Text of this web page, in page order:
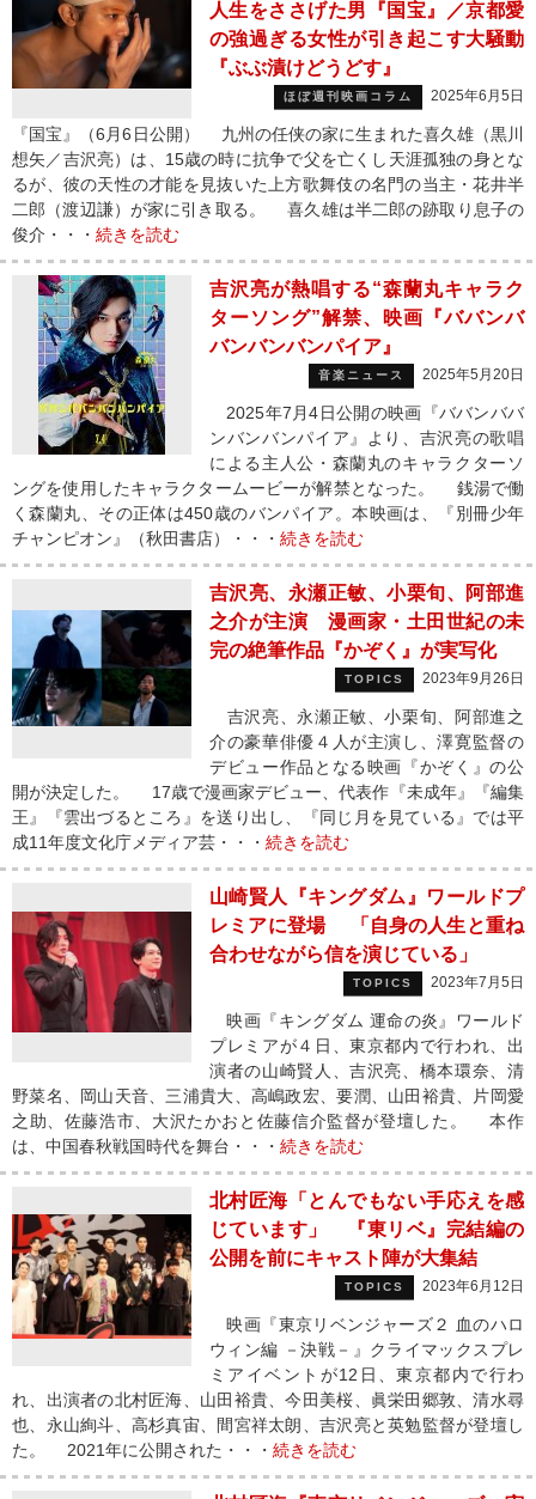
人生をささげた男『国宝』／京都愛
の強過ぎる女性が引き起こす大騒動
『ぶぶ漬けどうどす』
ほぼ週刊映画コラム 2025年6月5日
『国宝』（6月6日公開） 九州の任侠の家に生まれた喜久雄（黒川
想矢／吉沢亮）は、15歳の時に抗争で父を亡くし天涯孤独の身とな
るが、彼の天性の才能を見抜いた上方歌舞伎の名門の当主・花井半
二郎（渡辺謙）が家に引き取る。 喜久雄は半二郎の跡取り息子の
俊介・・・ 続きを読む
吉沢亮が熱唱する“森蘭丸キャラク
ターソング”解禁、映画『ババンバ
バンバンバンパイア』
音楽ニュース 2025年5月20日
2025年7月4日公開の映画『ババンババ
ンバンバンパイア』より、吉沢亮の歌唱
による主人公・森蘭丸のキャラクターソ
ングを使用したキャラクタームービーが解禁となった。 銭湯で働
く森蘭丸、その正体は450歳のバンパイア。本映画は、『別冊少年
チャンピオン』（秋田書店）・・・ 続きを読む
吉沢亮、永瀬正敏、小栗旬、阿部進
之介が主演 漫画家・土田世紀の未
完の絶筆作品『かぞく』が実写化
TOPICS 2023年9月26日
吉沢亮、永瀬正敏、小栗旬、阿部進之
介の豪華俳優４人が主演し、澤寛監督の
デビュー作品となる映画『かぞく』の公
開が決定した。 17歳で漫画家デビュー、代表作『未成年』『編集
王』『雲出づるところ』を送り出し、『同じ月を見ている』では平
成11年度文化庁メディア芸・・・ 続きを読む
山崎賢人『キングダム』ワールドプ
レミアに登場 「自身の人生と重ね
合わせながら信を演じている」
TOPICS 2023年7月5日
映画『キングダム 運命の炎』ワールド
プレミアが４日、東京都内で行われ、出
演者の山崎賢人、吉沢亮、橋本環奈、清
野菜名、岡山天音、三浦貴大、高嶋政宏、要潤、山田裕貴、片岡愛
之助、佐藤浩市、大沢たかおと佐藤信介監督が登壇した。 本作
は、中国春秋戦国時代を舞台・・・ 続きを読む
北村匠海「とんでもない手応えを感
じています」 『東リベ』完結編の
公開を前にキャスト陣が大集結
TOPICS 2023年6月12日
映画『東京リベンジャーズ２ 血のハロ
ウィン編 －決戦－』クライマックスプレ
ミアイベントが12日、東京都内で行わ
れ、出演者の北村匠海、山田裕貴、今田美桜、眞栄田郷敦、清水尋
也、永山絢斗、高杉真宙、間宮祥太朗、吉沢亮と英勉監督が登壇し
た。 2021年に公開された・・・ 続きを読む